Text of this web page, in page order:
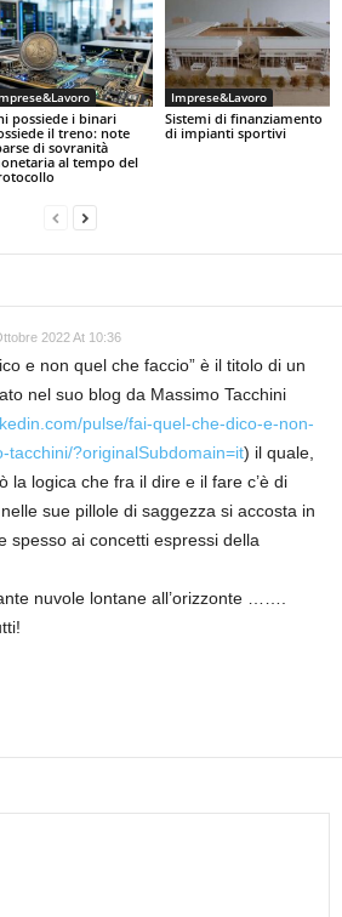
possiede i binari
il treno: note
di sovranità
al tempo del
Imprese&Lavoro
Sistemi di finanziamento
di impianti sportivi
2022 At 10:36
e non quel che faccio” è il titolo di un
nel suo blog da Massimo Tacchini
pulse/fai-quel-che-dico-e-non-
tacchini/?originalSubdomain=it) il quale,
la logica che fra il dire e il fare c’è di
sue pillole di saggezza si accosta in
spesso ai concetti espressi della
nuvole lontane all’orizzonte …….